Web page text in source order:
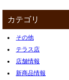
カテゴリ
その他
テラス店
店舗情報
新商品情報